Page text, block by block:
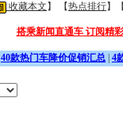
收藏本文 】 【热点排行】
搭乘新闻直通车 订阅精
40款热门车降价促销汇总 4